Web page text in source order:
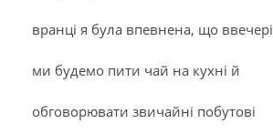
вранці я була впевнена, що ввечері
ми будемо пити чай на кухні й
обговорювати звичайні побутові